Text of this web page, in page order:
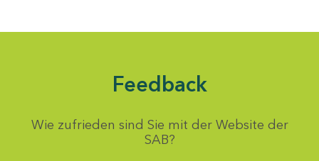
Feedback
Wie zufrieden sind Sie mit der Website der
SAB?